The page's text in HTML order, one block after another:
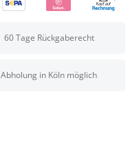
60 Tage Rückgaberecht
Abholung in Köln möglich